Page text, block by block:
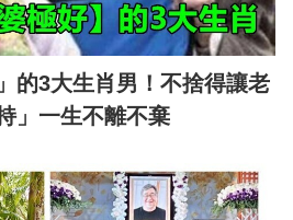
的3大生肖男！不捨得讓老
」一生不離不棄